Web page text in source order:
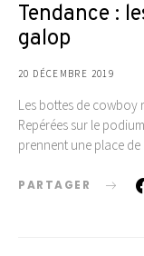
Tendance :
galop
20 DÉCEMBRE 2019
Les bottes de cowboy
Repérées sur le
prennent une place
PARTAGER